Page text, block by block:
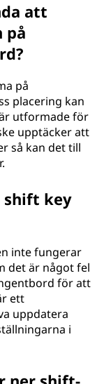
att
på
på
placering kan
utformade för
upptäcker att
så kan det till
shift key
inte fungerar
det är något fel
för att
ett
uppdatera
i